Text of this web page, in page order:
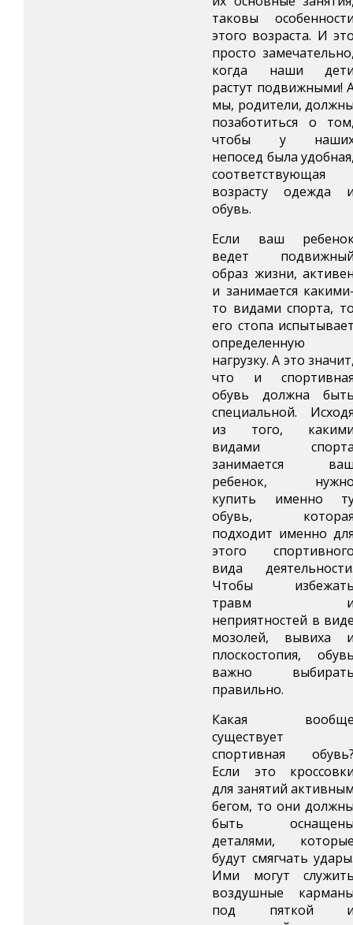
таковы
этого возраста. И
просто
когда наши
растут подвижными!
мы, родители,
позаботиться о
чтобы у
непосед была
соответствующая
возрасту одежда
обувь.
Если ваш
ведет
образ жизни,
и занимается
то видами спорта,
его стопа
определенную
нагрузку. А это
что и
обувь должна
специальной.
из того,
видами
занимается
ребенок,
купить именно
обувь,
подходит именно
этого
вида
Чтобы
травм
неприятностей в
мозолей, вывиха
плоскостопия,
важно
правильно.
Какая
существует
спортивная
Если это
для занятий
бегом, то они
быть
деталями,
будут смягчать
Ими могут
воздушные
под пяткой